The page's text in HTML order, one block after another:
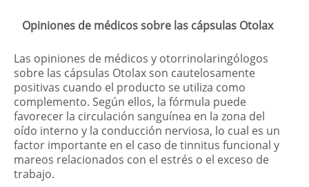
Opiniones de médicos sobre las cápsulas Otolax
Las opiniones de médicos y otorrinolaringólogos
sobre las cápsulas Otolax son cautelosamente
positivas cuando el producto se utiliza como
complemento. Según ellos, la fórmula puede
favorecer la circulación sanguínea en la zona del
oído interno y la conducción nerviosa, lo cual es un
factor importante en el caso de tinnitus funcional y
mareos relacionados con el estrés o el exceso de
trabajo.